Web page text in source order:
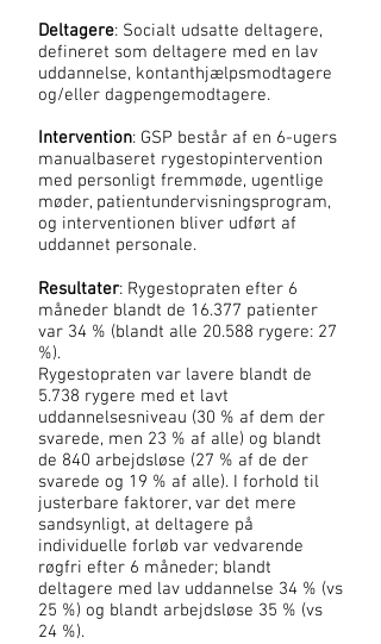
Deltagere: Socialt udsatte deltagere,
defineret som deltagere med en lav
uddannelse, kontanthjælpsmodtagere
og/eller dagpengemodtagere.
Intervention: GSP består af en 6-ugers
manualbaseret rygestopintervention
med personligt fremmøde, ugentlige
møder, patientundervisningsprogram,
og interventionen bliver udført af
uddannet personale.
Resultater: Rygestopraten efter 6
måneder blandt de 16.377 patienter
var 34 % (blandt alle 20.588 rygere: 27
%).
Rygestopraten var lavere blandt de
5.738 rygere med et lavt
uddannelsesniveau (30 % af dem der
svarede, men 23 % af alle) og blandt
de 840 arbejdsløse (27 % af de der
svarede og 19 % af alle). I forhold til
justerbare faktorer, var det mere
sandsynligt, at deltagere på
individuelle forløb var vedvarende
røgfri efter 6 måneder; blandt
deltagere med lav uddannelse 34 % (vs
25 %) og blandt arbejdsløse 35 % (vs
24 %).